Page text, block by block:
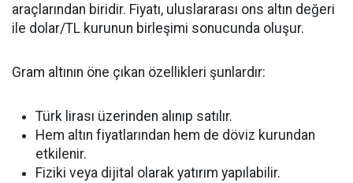
araçlarından biridir. Fiyatı, uluslararası ons altın değeri
ile dolar/TL kurunun birleşimi sonucunda oluşur.
Gram altının öne çıkan özellikleri şunlardır:
Türk lirası üzerinden alınıp satılır.
Hem altın fiyatlarından hem de döviz kurundan
etkilenir.
Fiziki veya dijital olarak yatırım yapılabilir.